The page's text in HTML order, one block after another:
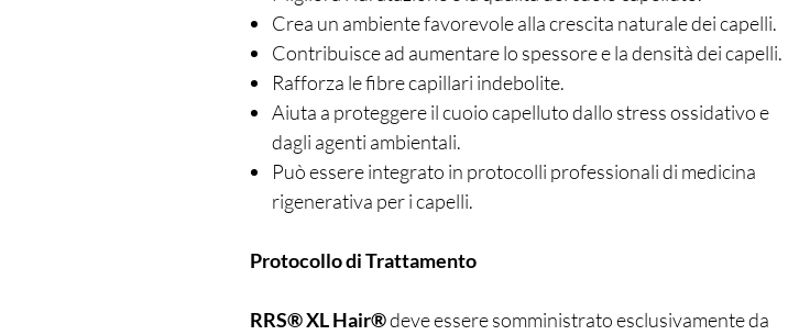
Crea un ambiente favorevole alla crescita naturale dei capelli.
Contribuisce ad aumentare lo spessore e la densità dei capelli.
Rafforza le fibre capillari indebolite.
Aiuta a proteggere il cuoio capelluto dallo stress ossidativo e
dagli agenti ambientali.
Può essere integrato in protocolli professionali di medicina
rigenerativa per i capelli.
Protocollo di Trattamento
RRS® XL Hair®deve essere somministrato esclusivamente da